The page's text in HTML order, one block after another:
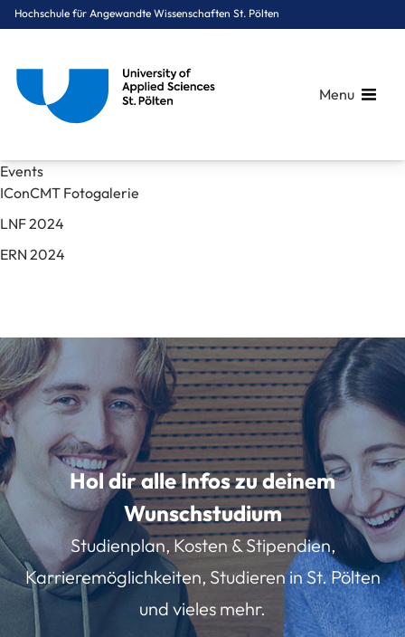
Hochschule für Angewandte Wissenschaften St. Pölten
Menu
You are here:
Events
IConCMT Fotogalerie
LNF 2024
ERN 2024
Hol dir alle Infos zu deinem
Wunschstudium
Studienplan, Kosten & Stipendien,
Karrieremöglichkeiten, Studieren in St. Pölten
und vieles mehr.